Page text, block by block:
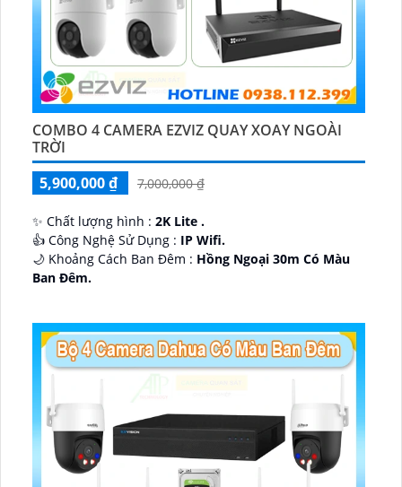
COMBO 4 CAMERA EZVIZ QUAY XOAY NGOÀI
TRỜI
5,900,000 ₫
7,000,000 ₫
✨ Chất lượng hình : 2K Lite .
👍 Công Nghệ Sử Dụng : IP Wifi.
🌙 Khoảng Cách Ban Đêm : Hồng Ngoại 30m Có Màu
Ban Ðêm.